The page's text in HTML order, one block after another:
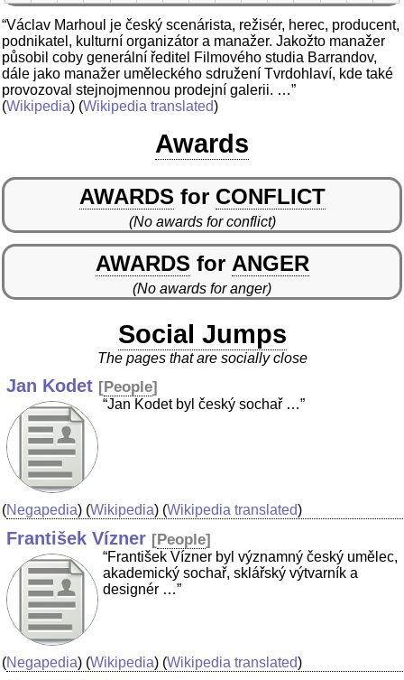
“Václav Marhoul je český scenárista, režisér, herec, producent,
podnikatel, kulturní organizátor a manažer. Jakožto manažer
působil coby generální ředitel Filmového studia Barrandov,
dále jako manažer uměleckého sdružení Tvrdohlaví, kde také
provozoval stejnojmennou prodejní galerii. …”
(Wikipedia) (Wikipedia translated)
Awards
AWARDS for CONFLICT
(No awards for conflict)
AWARDS for ANGER
(No awards for anger)
Social Jumps
The pages that are socially close
Jan Kodet [People]
“Jan Kodet byl český sochař …”
(Negapedia) (Wikipedia) (Wikipedia translated)
František Vízner [People]
“František Vízner byl významný český umělec,
akademický sochař, sklářský výtvarník a
designér …”
(Negapedia) (Wikipedia) (Wikipedia translated)